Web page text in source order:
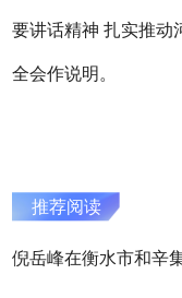
要讲话精神 扎实推动
全会作说明。
推荐阅读
倪岳峰在衡水市和辛